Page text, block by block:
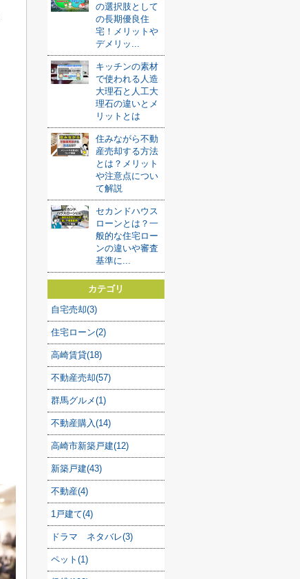
の選択肢として
の長期優良住
宅！メリットや
デメリッ...
キッチンの素材
で使われる人造
大理石と人工大
理石の違いとメ
リットとは
住みながら不動
産売却する方法
とは？メリット
や注意点につい
て解説
セカンドハウス
ローンとは？一
般的な住宅ロー
ンの違いや審査
基準に...
カテゴリ
自宅売却(3)
住宅ローン(2)
高崎賃貸(18)
不動産売却(57)
群馬グルメ(1)
不動産購入(14)
高崎市新築戸建(12)
新築戸建(43)
不動産(4)
1戸建て(4)
ドラマ ネタバレ(3)
ペット(1)